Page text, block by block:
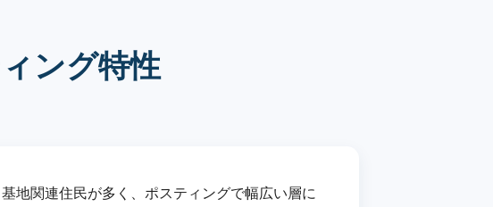
ング特性
地関連住民が多く、ポスティングで幅広い層に